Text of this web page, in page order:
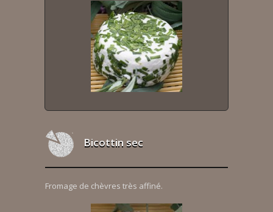
Bicottin sec
Fromage de chèvres très affiné.